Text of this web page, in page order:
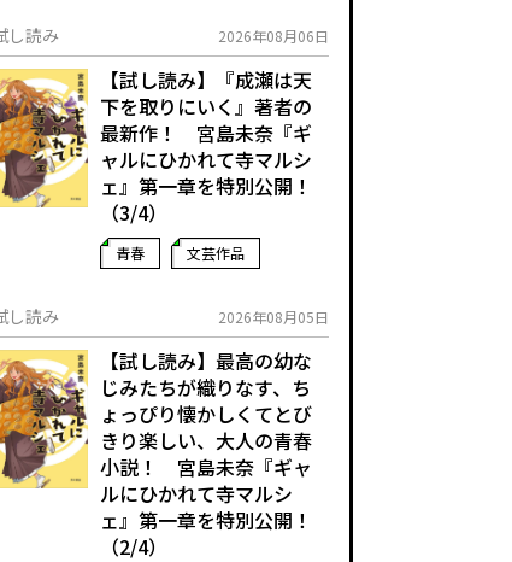
し読み 2026年08月06日
【試し読み】『成瀬は天
下を取りにいく』著者の
最新作！ 宮島未奈『ギ
ャルにひかれて寺マルシ
ェ』第一章を特別公開！
（3/4）
青春 文芸作品
し読み 2026年08月05日
【試し読み】最高の幼な
じみたちが織りなす、ち
ょっぴり懐かしくてとび
きり楽しい、大人の青春
小説！ 宮島未奈『ギャ
ルにひかれて寺マルシ
ェ』第一章を特別公開！
（2/4）